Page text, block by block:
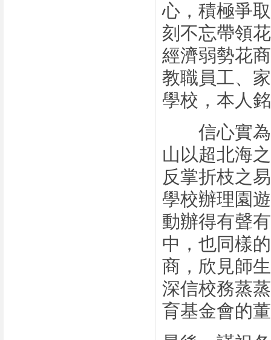
心，積極爭
刻不忘帶領
經濟弱勢花
教職員工、
學校，本人
信心實為
山以超北海
反掌折枝之
學校辦理園
動辦得有聲
中，也同樣
商，欣見師
深信校務蒸
育基金會的